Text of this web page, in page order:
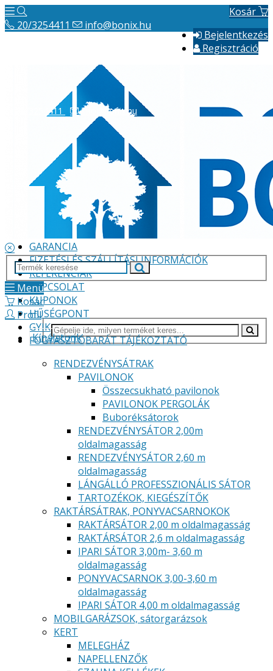
Kosár
Bejelentkezés
Regisztráció
20/3254411 info@bonix.hu
VÁLLALKOZÁS BEMUTATÁSA
GARANCIA
FIZETÉSI ÉS SZÁLLÍTÁSI INFORMÁCIÓK
REFERENCIÁK
KAPCSOLAT
KUPONOK
HŰSÉGPONT
GYIK
FOGYASZTÓBARÁT TÁJÉKOZTATÓ
20/3254411 info@bonix.hu
Menü
Kosár
Profil
Kínálatunk
RENDEZVÉNYSÁTRAK
PAVILONOK
Összecsukható pavilonok
PAVILONOK PERGOLÁK
Buboréksátorok
RENDEZVÉNYSÁTOR 2,00m
oldalmagasság
RENDEZVÉNYSÁTOR 2,60 m
oldalmagasság
LÁNGÁLLÓ PROFESSZIONÁLIS SÁTOR
TARTOZÉKOK, KIEGÉSZÍTŐK
RAKTÁRSÁTRAK, PONYVACSARNOKOK
RAKTÁRSÁTOR 2,00 m oldalmagasság
RAKTÁRSÁTOR 2,6 m oldalmagasság
IPARI SÁTOR 3,00m- 3,60 m
oldalmagasság
PONYVACSARNOK 3,00-3,60 m
oldalmagasság
IPARI SÁTOR 4,00 m oldalmagasság
MOBILGARÁZSOK, sátorgarázsok
KERT
MELEGHÁZ
NAPELLENZŐK